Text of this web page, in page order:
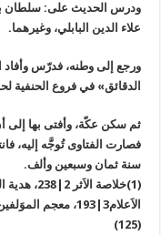
ودرس الحديث على: سلطان
علاء الدين البابلي، وغيرهما.
ورجع إلى وطنه، فدرّس وأفاد
الدقائق» في فروع الحنفية
ثم سكن عكّة، وأفتى بها إلى
فصارت الفتاوى تُوجَّه إليه،
سنة ثمان وسبعين وألف.
الاَعلام3|193، معجم الموَلفين 5|8.
(125)